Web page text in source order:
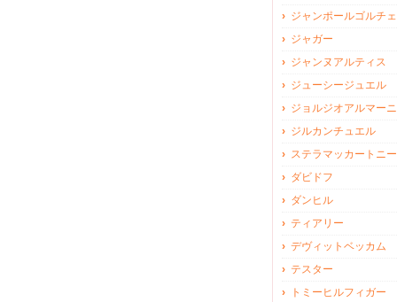
ジャンポールゴルチェ
ジャガー
ジャンヌアルティス
ジューシージュエル
ジョルジオアルマーニ
ジルカンチュエル
ステラマッカートニー
ダビドフ
ダンヒル
ティアリー
デヴィットベッカム
テスター
トミーヒルフィガー